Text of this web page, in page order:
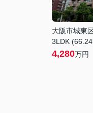
大阪市城東
3LDK
4,280万円